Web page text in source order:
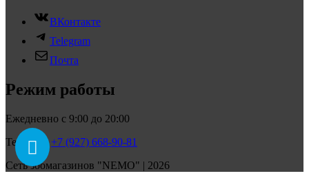
ВКонтакте
Telegram
Почта
Режим работы
Ежедневно с 9:00 до 20:00
Телефон:+7 (927) 668-90-81
Сеть зоомагазинов "NEMO" | 2026